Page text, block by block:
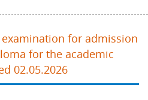
for admission
for the academic
02.05.2026